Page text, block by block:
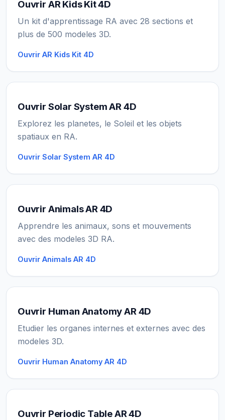
Ouvrir AR Kids Kit 4D
Un kit d'apprentissage RA avec 28 sections et
plus de 500 modeles 3D.
Ouvrir AR Kids Kit 4D
Ouvrir Solar System AR 4D
Explorez les planetes, le Soleil et les objets
spatiaux en RA.
Ouvrir Solar System AR 4D
Ouvrir Animals AR 4D
Apprendre les animaux, sons et mouvements
avec des modeles 3D RA.
Ouvrir Animals AR 4D
Ouvrir Human Anatomy AR 4D
Etudier les organes internes et externes avec des
modeles 3D.
Ouvrir Human Anatomy AR 4D
Ouvrir Periodic Table AR 4D